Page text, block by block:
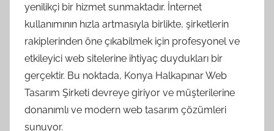
yenilikçi bir hizmet sunmaktadır. İnternet
kullanımının hızla artmasıyla birlikte, şirketlerin
rakiplerinden öne çıkabilmek için profesyonel ve
etkileyici web sitelerine ihtiyaç duydukları bir
gerçektir. Bu noktada, Konya Halkapınar Web
Tasarım Şirketi devreye giriyor ve müşterilerine
donanımlı ve modern web tasarım çözümleri
sunuyor.